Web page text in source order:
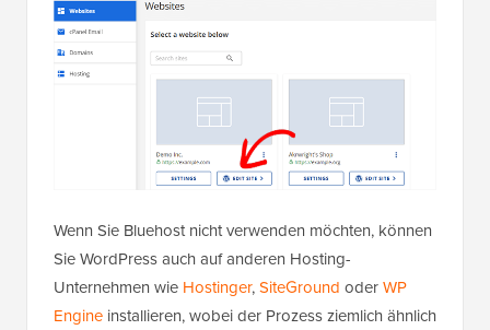
Wenn Sie Bluehost nicht verwenden möchten, können
Sie WordPress auch auf anderen Hosting-
Unternehmen wie Hostinger,SiteGround oderWP
Engine installieren, wobei der Prozess ziemlich ähnlich